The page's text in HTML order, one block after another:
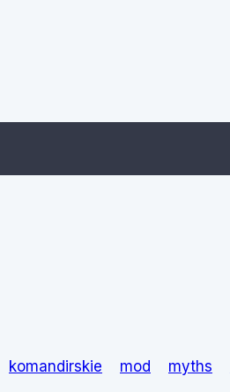
komandirskie mod myths